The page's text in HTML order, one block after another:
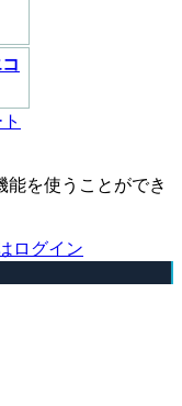
能を使うことができ
ログイン